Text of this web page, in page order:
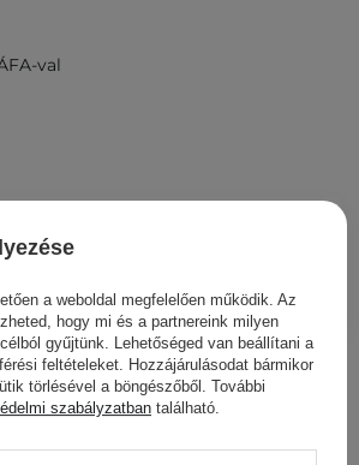
val
ezeket is
nézegették
a weboldal megfelelően működik. Az
hogy mi és a partnereink milyen
gyűjtünk. Lehetőséged van beállítani a
feltételeket. Hozzájárulásodat bármikor
törlésével a böngészőből. További
szabályzatban található.